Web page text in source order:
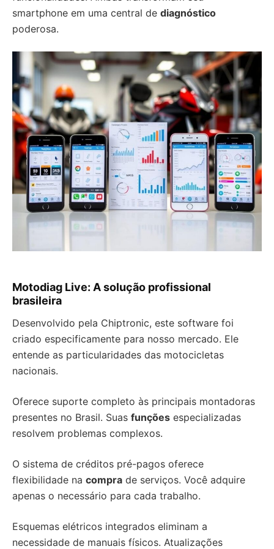
smartphone em uma central de diagnóstico
poderosa.
Motodiag Live: A solução profissional
brasileira
Desenvolvido pela Chiptronic, este software foi
criado especificamente para nosso mercado. Ele
entende as particularidades das motocicletas
nacionais.
Oferece suporte completo às principais montadoras
presentes no Brasil. Suas funções especializadas
resolvem problemas complexos.
O sistema de créditos pré-pagos oferece
flexibilidade na compra de serviços. Você adquire
apenas o necessário para cada trabalho.
Esquemas elétricos integrados eliminam a
necessidade de manuais físicos. Atualizações